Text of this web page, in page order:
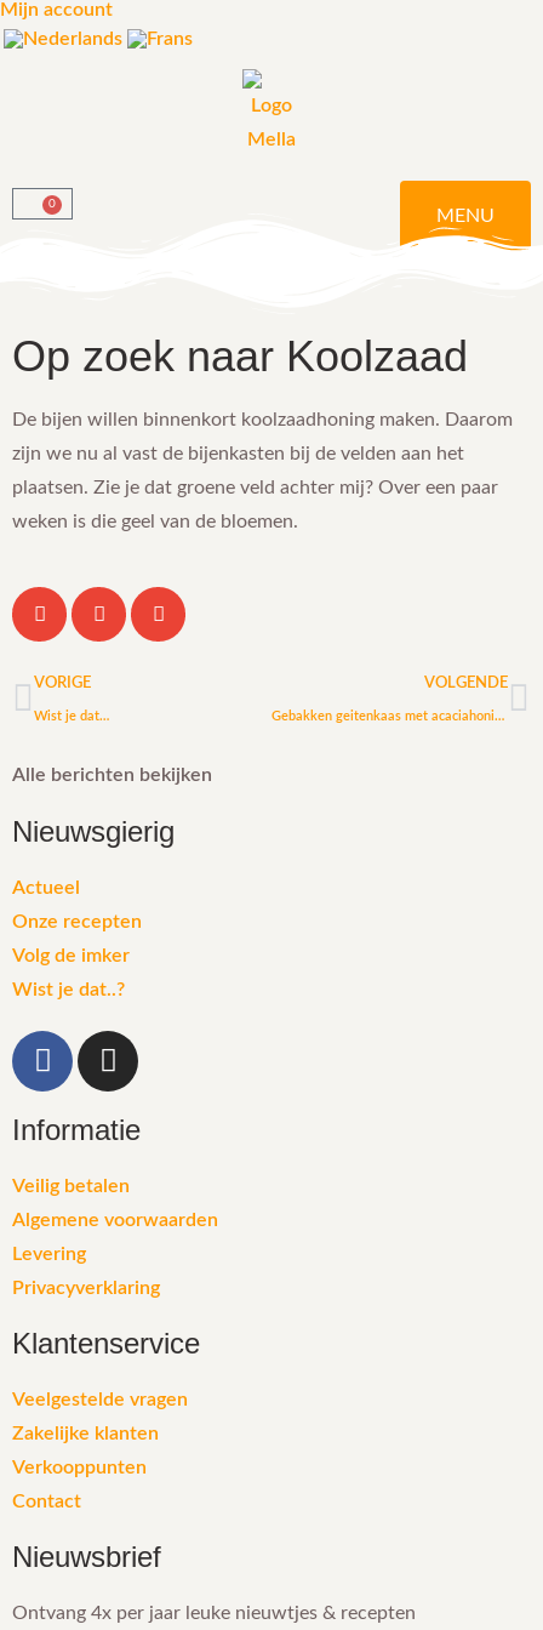
Mijn account
0
MENU
Op zoek naar Koolzaad
De bijen willen binnenkort koolzaadhoning maken. Daarom
zijn we nu al vast de bijenkasten bij de velden aan het
plaatsen. Zie je dat groene veld achter mij? Over een paar
weken is die geel van de bloemen.
VORIGE
Wist je dat…
VOLGENDE
Gebakken geitenkaas met acaciahoning en spek op een salade
Alle berichten bekijken
Nieuwsgierig
Actueel
Onze recepten
Volg de imker
Wist je dat..?
Informatie
Veilig betalen
Algemene voorwaarden
Levering
Privacyverklaring
Klantenservice
Veelgestelde vragen
Zakelijke klanten
Verkooppunten
Contact
Nieuwsbrief
Ontvang 4x per jaar leuke nieuwtjes & recepten